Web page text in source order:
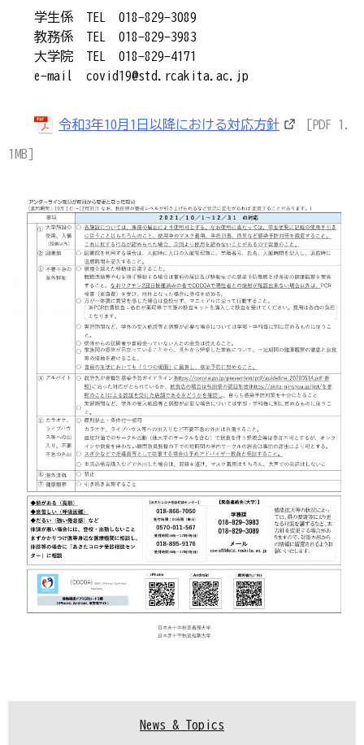
学生係 TEL 018-829-3089
教務係 TEL 018-829-3983
大学院 TEL 018-829-4171
e-mail covid19@std.rcakita.ac.jp
令和3年10月1日以降における対応方針 [PDF 1.
1MB]
News & Topics